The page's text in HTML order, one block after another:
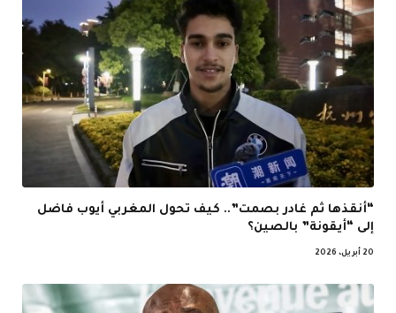
“أنقذها ثم غادر بصمت”.. كيف تحول المغربي أيوب فاضل
إلى “أيقونة” بالصين؟
20 أبريل، 2026